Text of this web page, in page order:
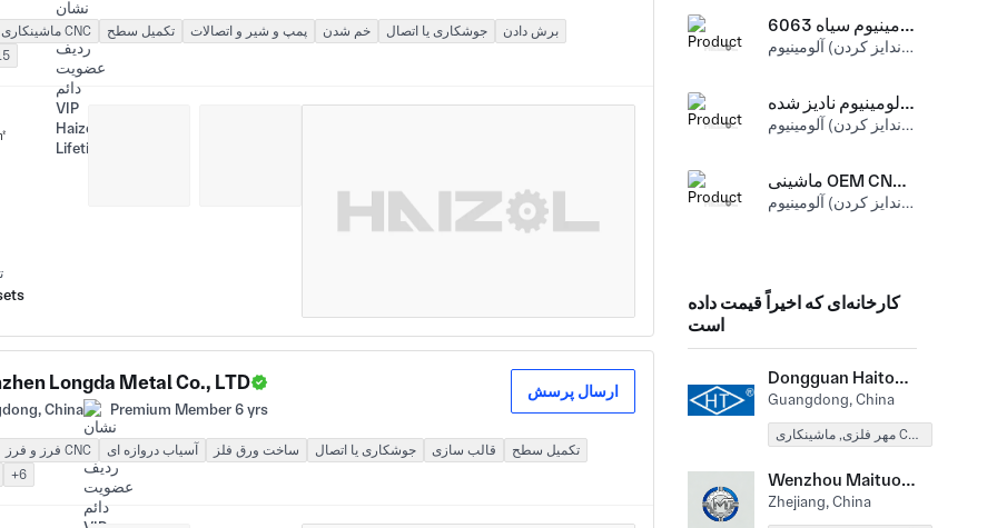
ماشینکاری CNC تکمیل سطح پمپ و شیر و اتصالات خم شدن جوشکاری یا اتصال
برش دادن
Longda Metal Co., LTD
China Premium Member 6 yrs
ارسال پرسش
فرز و فرز CNC آسیاب دروازه ای ساخت ورق فلز جوشکاری یا اتصال قالب سازی
تکمیل سطح
+6
لوله ي آلومينيوم سياه 6063-T6 اتصال براي کارت هاي بيمارستان
تکمیل سطح (آندایز کردن) آلومینیوم
اعضای آبجوی آلومینیوم نادیز شده CNC برای جراحی گرم
تکمیل سطح (آندایز کردن) آلومینیوم
ماشینی OEM CNC سفارشی بخش آلومینیوم جراحی برای پزشکی و الکترونیک
تکمیل سطح (آندایز کردن) آلومینیوم
کارخانه‌ای که اخیراً قیمت داده
است
Dongguan Haitong Electromechanical Industrial Co., Ltd.
Guangdong, China
مهر فلزی, ماشینکاری CNC, ساخت ورق فلز
Wenzhou Maituoke Auto Parts Co., Ltd.
Zhejiang, China